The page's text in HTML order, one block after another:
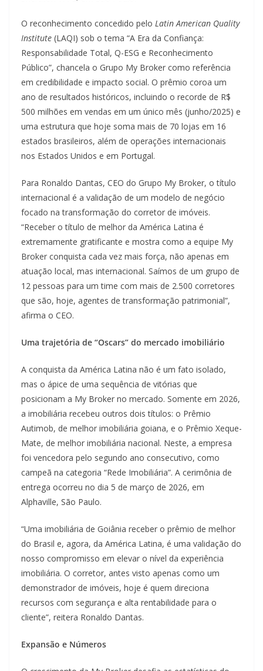
O reconhecimento concedido pelo Latin American Quality
Institute (LAQI) sob o tema “A Era da Confiança:
Responsabilidade Total, Q-ESG e Reconhecimento
Público”, chancela o Grupo My Broker como referência
em credibilidade e impacto social. O prêmio coroa um
ano de resultados históricos, incluindo o recorde de R$
500 milhões em vendas em um único mês (junho/2025) e
uma estrutura que hoje soma mais de 70 lojas em 16
estados brasileiros, além de operações internacionais
nos Estados Unidos e em Portugal.
Para Ronaldo Dantas, CEO do Grupo My Broker, o título
internacional é a validação de um modelo de negócio
focado na transformação do corretor de imóveis.
“Receber o título de melhor da América Latina é
extremamente gratificante e mostra como a equipe My
Broker conquista cada vez mais força, não apenas em
atuação local, mas internacional. Saímos de um grupo de
12 pessoas para um time com mais de 2.500 corretores
que são, hoje, agentes de transformação patrimonial”,
afirma o CEO.
Uma trajetória de “Oscars” do mercado imobiliário
A conquista da América Latina não é um fato isolado,
mas o ápice de uma sequência de vitórias que
posicionam a My Broker no mercado. Somente em 2026,
a imobiliária recebeu outros dois títulos: o Prêmio
Autimob, de melhor imobiliária goiana, e o Prêmio Xeque-
Mate, de melhor imobiliária nacional. Neste, a empresa
foi vencedora pelo segundo ano consecutivo, como
campeã na categoria “Rede Imobiliária”. A cerimônia de
entrega ocorreu no dia 5 de março de 2026, em
Alphaville, São Paulo.
“Uma imobiliária de Goiânia receber o prêmio de melhor
do Brasil e, agora, da América Latina, é uma validação do
nosso compromisso em elevar o nível da experiência
imobiliária. O corretor, antes visto apenas como um
demonstrador de imóveis, hoje é quem direciona
recursos com segurança e alta rentabilidade para o
cliente”, reitera Ronaldo Dantas.
Expansão e Números